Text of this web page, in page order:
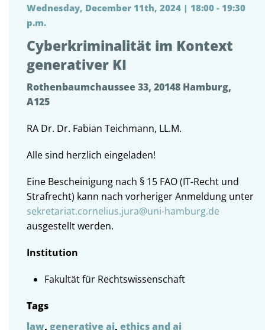
Wednesday, December 11th, 2024 | 18:00 - 19:30
p.m.
Cyberkriminalität im Kontext
generativer KI
Rothenbaumchaussee 33, 20148 Hamburg,
A125
RA Dr. Dr. Fabian Teichmann, LL.M.
Alle sind herzlich eingeladen!
Eine Bescheinigung nach § 15 FAO (IT-Recht und
Strafrecht) kann nach vorheriger Anmeldung unter
sekretariat.cornelius.jura@uni-hamburg.de
ausgestellt werden.
Institution
Fakultät für Rechtswissenschaft
Tags
law, generative ai, ethics and ai